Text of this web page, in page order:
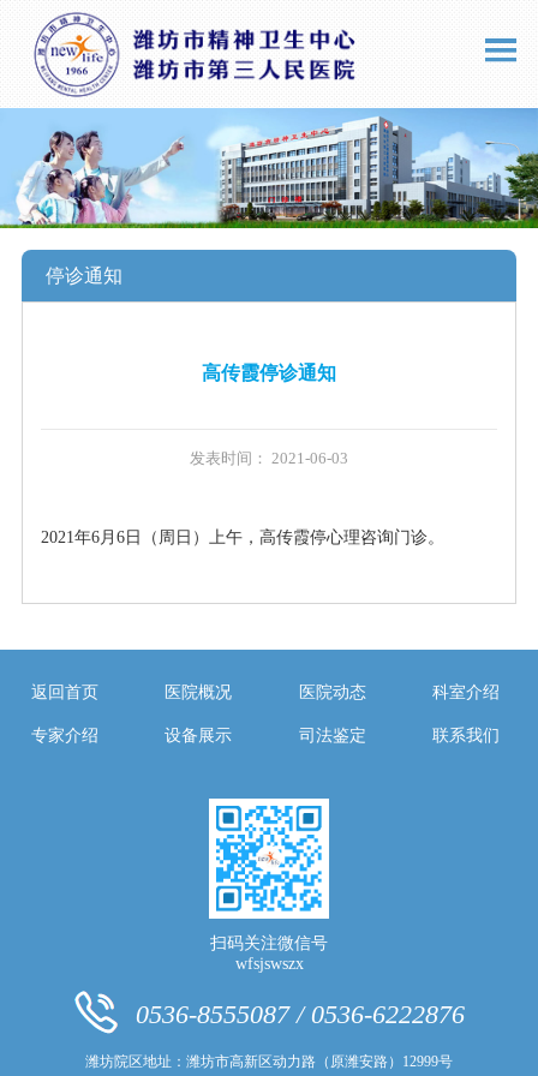
停诊通知
高传霞停诊通知
发表时间： 2021-06-03
2021年6月6日（周日）上午，高传霞停心理咨询门诊。
返回首页 医院概况 医院动态 科室介绍
专家介绍 设备展示 司法鉴定 联系我们
扫码关注微信号
wfsjswszx
0536-8555087 / 0536-6222876
潍坊院区地址：潍坊市高新区动力路（原潍安路）12999号